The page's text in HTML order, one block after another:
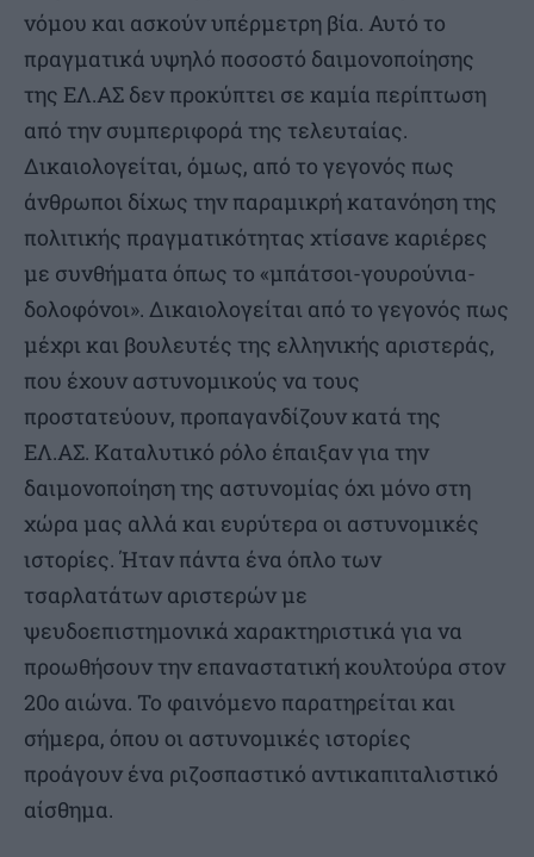
νόμου και ασκούν υπέρμετρη βία. Αυτό το
πραγματικά υψηλό ποσοστό δαιμονοποίησης
της ΕΛ.ΑΣ δεν προκύπτει σε καμία περίπτωση
από την συμπεριφορά της τελευταίας.
Δικαιολογείται, όμως, από το γεγονός πως
άνθρωποι δίχως την παραμικρή κατανόηση της
πολιτικής πραγματικότητας χτίσανε καριέρες
με συνθήματα όπως το «μπάτσοι-γουρούνια-
δολοφόνοι». Δικαιολογείται από το γεγονός πως
μέχρι και βουλευτές της ελληνικής αριστεράς,
που έχουν αστυνομικούς να τους
προστατεύουν, προπαγανδίζουν κατά της
ΕΛ.ΑΣ. Καταλυτικό ρόλο έπαιξαν για την
δαιμονοποίηση της αστυνομίας όχι μόνο στη
χώρα μας αλλά και ευρύτερα οι αστυνομικές
ιστορίες. Ήταν πάντα ένα όπλο των
τσαρλατάτων αριστερών με
ψευδοεπιστημονικά χαρακτηριστικά για να
προωθήσουν την επαναστατική κουλτούρα στον
20ο αιώνα. Το φαινόμενο παρατηρείται και
σήμερα, όπου οι αστυνομικές ιστορίες
προάγουν ένα ριζοσπαστικό αντικαπιταλιστικό
αίσθημα.